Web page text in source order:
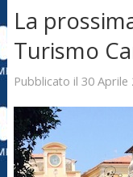
La
Turismo
Pubblicato il 30 Aprile